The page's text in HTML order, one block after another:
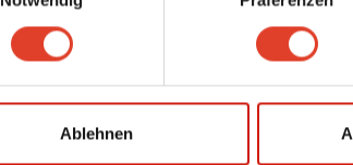
Ablehnen
Flora & Rauna
Reinprechtsdorfer